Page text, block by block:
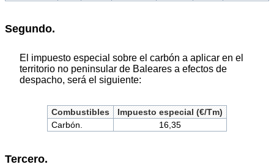
Segundo.
El impuesto especial sobre el carbón a aplicar en el
territorio no peninsular de Baleares a efectos de
despacho, será el siguiente:
Combustibles
Impuesto especial (€/Tm)
Carbón.
16,35
Tercero.